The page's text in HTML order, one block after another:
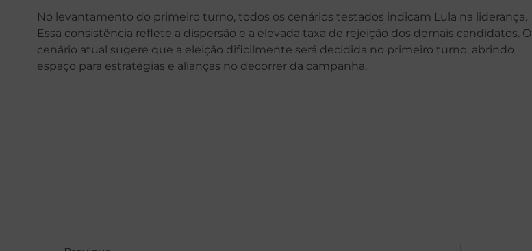
No levantamento do primeiro turno, todos os cenários testados indicam Lula na liderança.
Essa consistência reflete a dispersão e a elevada taxa de rejeição dos demais candidatos. O
cenário atual sugere que a eleição dificilmente será decidida no primeiro turno, abrindo
espaço para estratégias e alianças no decorrer da campanha.